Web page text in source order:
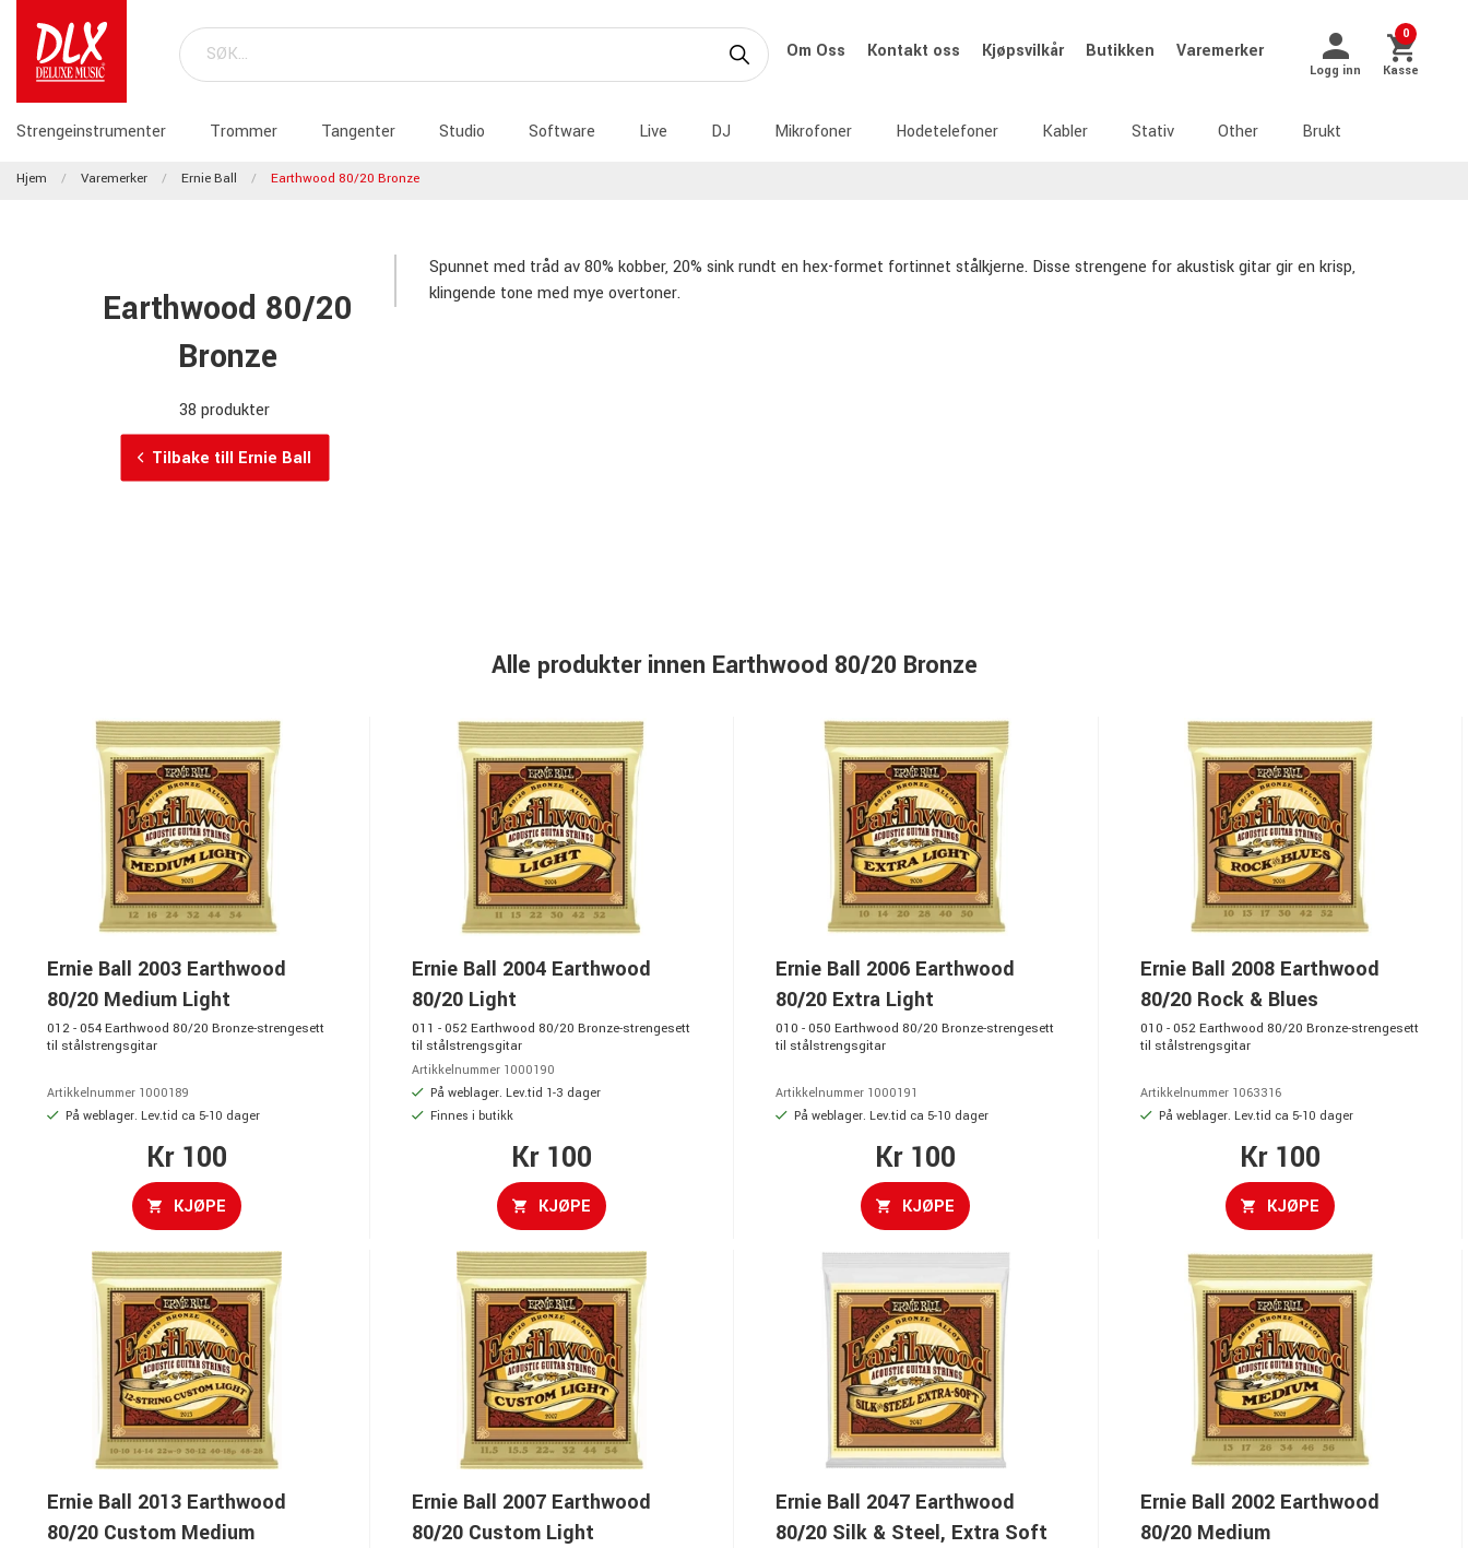
Om Oss Kontakt oss Kjøpsvilkår Butikken Varemerker
Logg inn
0
Kasse
Strengeinstrumenter Trommer Tangenter Studio Software Live DJ Mikrofoner Hodetelefoner Kabler Stativ Other Brukt
Hjem Varemerker Ernie Ball Earthwood 80/20 Bronze
Earthwood 80/20
Bronze
38 produkter
Tilbake till Ernie Ball
Spunnet med tråd av 80% kobber, 20% sink rundt en hex-formet fortinnet stålkjerne. Disse strengene for akustisk gitar gir en krisp,
klingende tone med mye overtoner.
Alle produkter innen Earthwood 80/20 Bronze
Ernie Ball 2003 Earthwood
80/20 Medium Light
012 - 054 Earthwood 80/20 Bronze-strengesett
til stålstrengsgitar
Artikkelnummer 1000189
På weblager. Lev.tid ca 5-10 dager
Kr 100
KJØPE
Ernie Ball 2004 Earthwood
80/20 Light
011 - 052 Earthwood 80/20 Bronze-strengesett
til stålstrengsgitar
Artikkelnummer 1000190
På weblager. Lev.tid 1-3 dager
Finnes i butikk
Kr 100
KJØPE
Ernie Ball 2006 Earthwood
80/20 Extra Light
010 - 050 Earthwood 80/20 Bronze-strengesett
til stålstrengsgitar
Artikkelnummer 1000191
På weblager. Lev.tid ca 5-10 dager
Kr 100
KJØPE
Ernie Ball 2008 Earthwood
80/20 Rock & Blues
010 - 052 Earthwood 80/20 Bronze-strengesett
til stålstrengsgitar
Artikkelnummer 1063316
På weblager. Lev.tid ca 5-10 dager
Kr 100
KJØPE
Ernie Ball 2013 Earthwood
80/20 Custom Medium
Ernie Ball 2007 Earthwood
80/20 Custom Light
Ernie Ball 2047 Earthwood
80/20 Silk & Steel, Extra Soft
Ernie Ball 2002 Earthwood
80/20 Medium